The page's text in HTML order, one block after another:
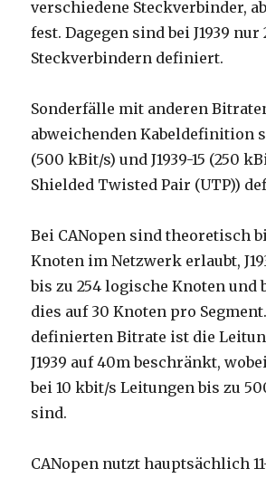
verschiedene Steckverbinder,
fest. Dagegen sind bei J1939 nur
Steckverbindern definiert.
Sonderfälle mit anderen
abweichenden Kabeldefinition
(500 kBit/s) und J1939-15 (250
Shielded Twisted Pair (UTP))
Bei CANopen sind theoretisch
Knoten im Netzwerk erlaubt,
bis zu 254 logische Knoten und
dies auf 30 Knoten pro
definierten Bitrate ist die
J1939 auf 40m beschränkt,
bei 10 kbit/s Leitungen bis zu
sind.
CANopen nutzt hauptsächlich